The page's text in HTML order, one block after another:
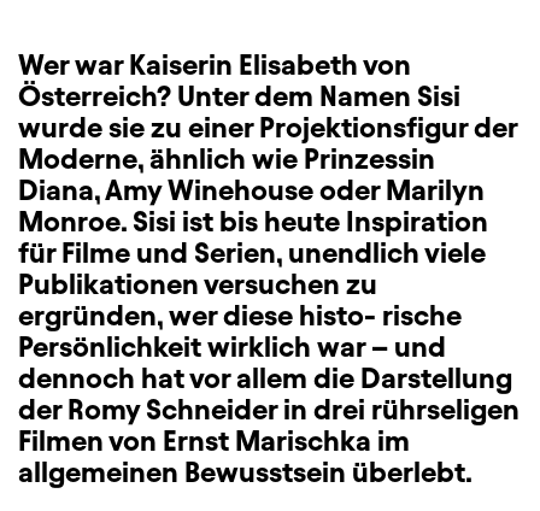
Wer war Kaiserin Elisabeth von
Österreich? Unter dem Namen Sisi
wurde sie zu einer Projektionsfigur der
Moderne, ähnlich wie Prinzessin
Diana, Amy Winehouse oder Marilyn
Monroe. Sisi ist bis heute Inspiration
für Filme und Serien, unendlich viele
Publikationen versuchen zu
ergründen, wer diese histo- rische
Persönlichkeit wirklich war – und
dennoch hat vor allem die Darstellung
der Romy Schneider in drei rührseligen
Filmen von Ernst Marischka im
allgemeinen Bewusstsein überlebt.